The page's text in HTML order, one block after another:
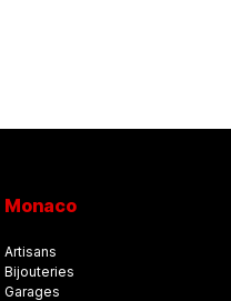
Monaco
Artisans
Bijouteries
Garages